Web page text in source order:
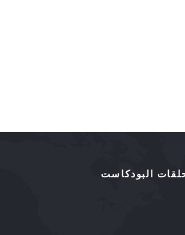
البودكاست